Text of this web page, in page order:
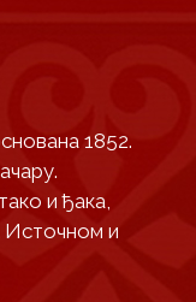
1852.
и ђака,
и